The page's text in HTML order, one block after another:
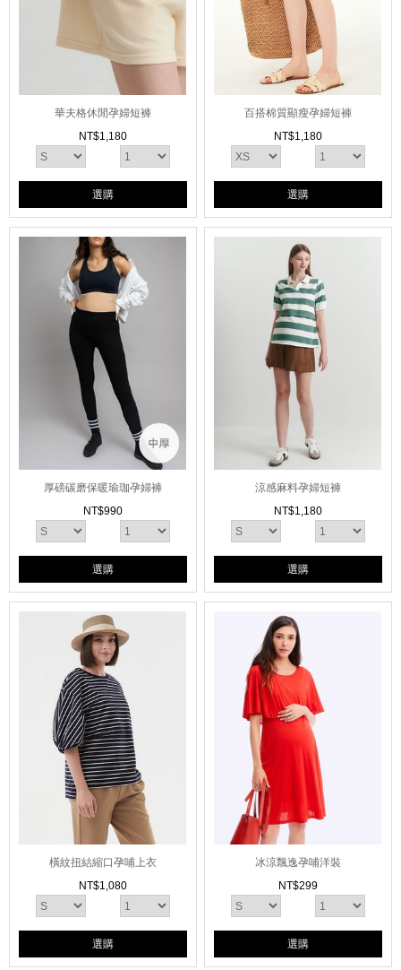
華夫格休閒孕婦短褲
NT$1,180
選購
百搭棉質顯瘦孕婦短褲
NT$1,180
選購
厚磅碳磨保暖瑜珈孕婦褲
NT$990
選購
涼感麻料孕婦短褲
NT$1,180
選購
橫紋扭結縮口孕哺上衣
NT$1,080
選購
冰涼飄逸孕哺洋裝
NT$299
選購